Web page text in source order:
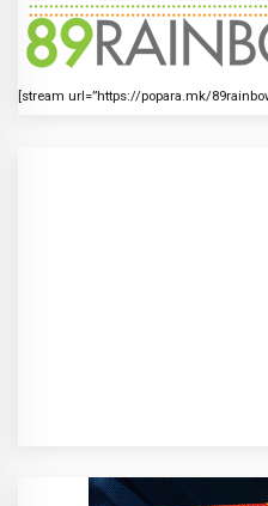
[stream url=”https://popara.mk/